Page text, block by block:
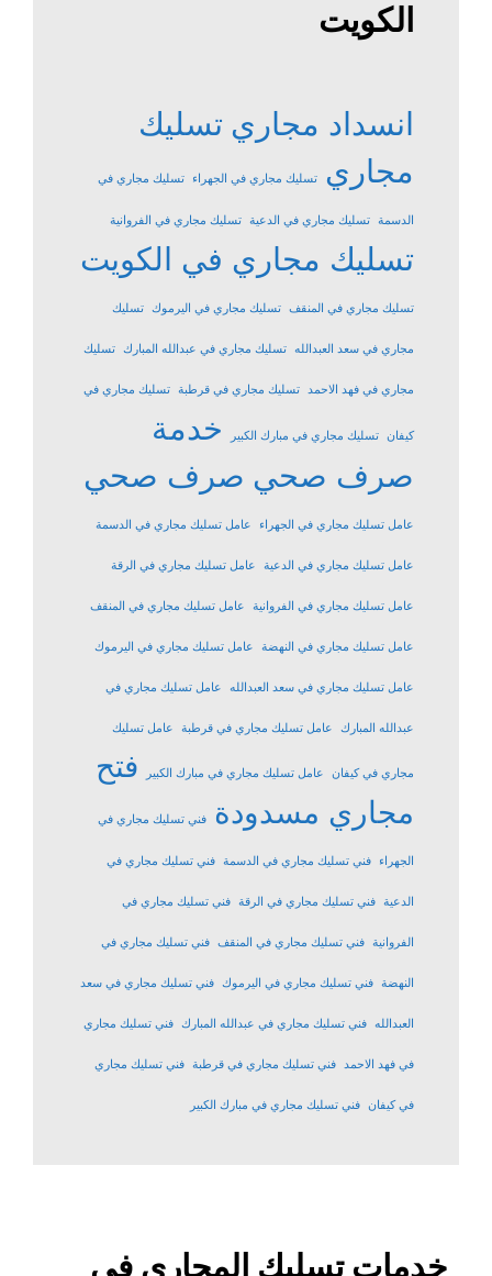
الكويت
انسداد مجاري تسليك
مجاري
تسليك مجاري في الجهراء تسليك مجاري في
الدسمة تسليك مجاري في الدعية تسليك مجاري في الفروانية
تسليك مجاري في الكويت
تسليك مجاري في المنقف تسليك مجاري في اليرموك تسليك
مجاري في سعد العبدالله تسليك مجاري في عبدالله المبارك تسليك
مجاري في فهد الاحمد تسليك مجاري في قرطبة تسليك مجاري في
كيفان تسليك مجاري في مبارك الكبير
خدمة
صرف صحي صرف صحي
عامل تسليك مجاري في الجهراء عامل تسليك مجاري في الدسمة
عامل تسليك مجاري في الدعية عامل تسليك مجاري في الرقة
عامل تسليك مجاري في الفروانية عامل تسليك مجاري في المنقف
عامل تسليك مجاري في النهضة عامل تسليك مجاري في اليرموك
عامل تسليك مجاري في سعد العبدالله عامل تسليك مجاري في
عبدالله المبارك عامل تسليك مجاري في قرطبة عامل تسليك
مجاري في كيفان عامل تسليك مجاري في مبارك الكبير
فتح
مجاري مسدودة
فني تسليك مجاري في
الجهراء فني تسليك مجاري في الدسمة فني تسليك مجاري في
الدعية فني تسليك مجاري في الرقة فني تسليك مجاري في
الفروانية فني تسليك مجاري في المنقف فني تسليك مجاري في
النهضة فني تسليك مجاري في اليرموك فني تسليك مجاري في سعد
العبدالله فني تسليك مجاري في عبدالله المبارك فني تسليك مجاري
في فهد الاحمد فني تسليك مجاري في قرطبة فني تسليك مجاري
في كيفان فني تسليك مجاري في مبارك الكبير
خدمات تسليك المجاري في